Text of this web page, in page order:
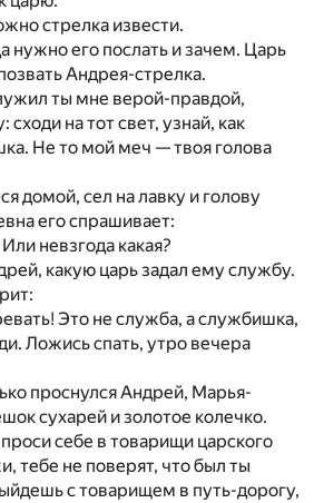
стрелка извести.
нужно его послать и зачем. Царь
Андрея-стрелка.
ты мне верой-правдой,
на тот свет, узнай, как
Не то мой меч — твоя голова
домой, сел на лавку и голову
его спрашивает:
невзгода какая?
какую царь задал ему службу.
Это не служба, а службишка,
Ложись спать, утро вечера
проснулся Андрей, Марья-
сухарей и золотое колечко.
себе в товарищи царского
тебе не поверят, что был ты
с товарищем в путь-дорогу,